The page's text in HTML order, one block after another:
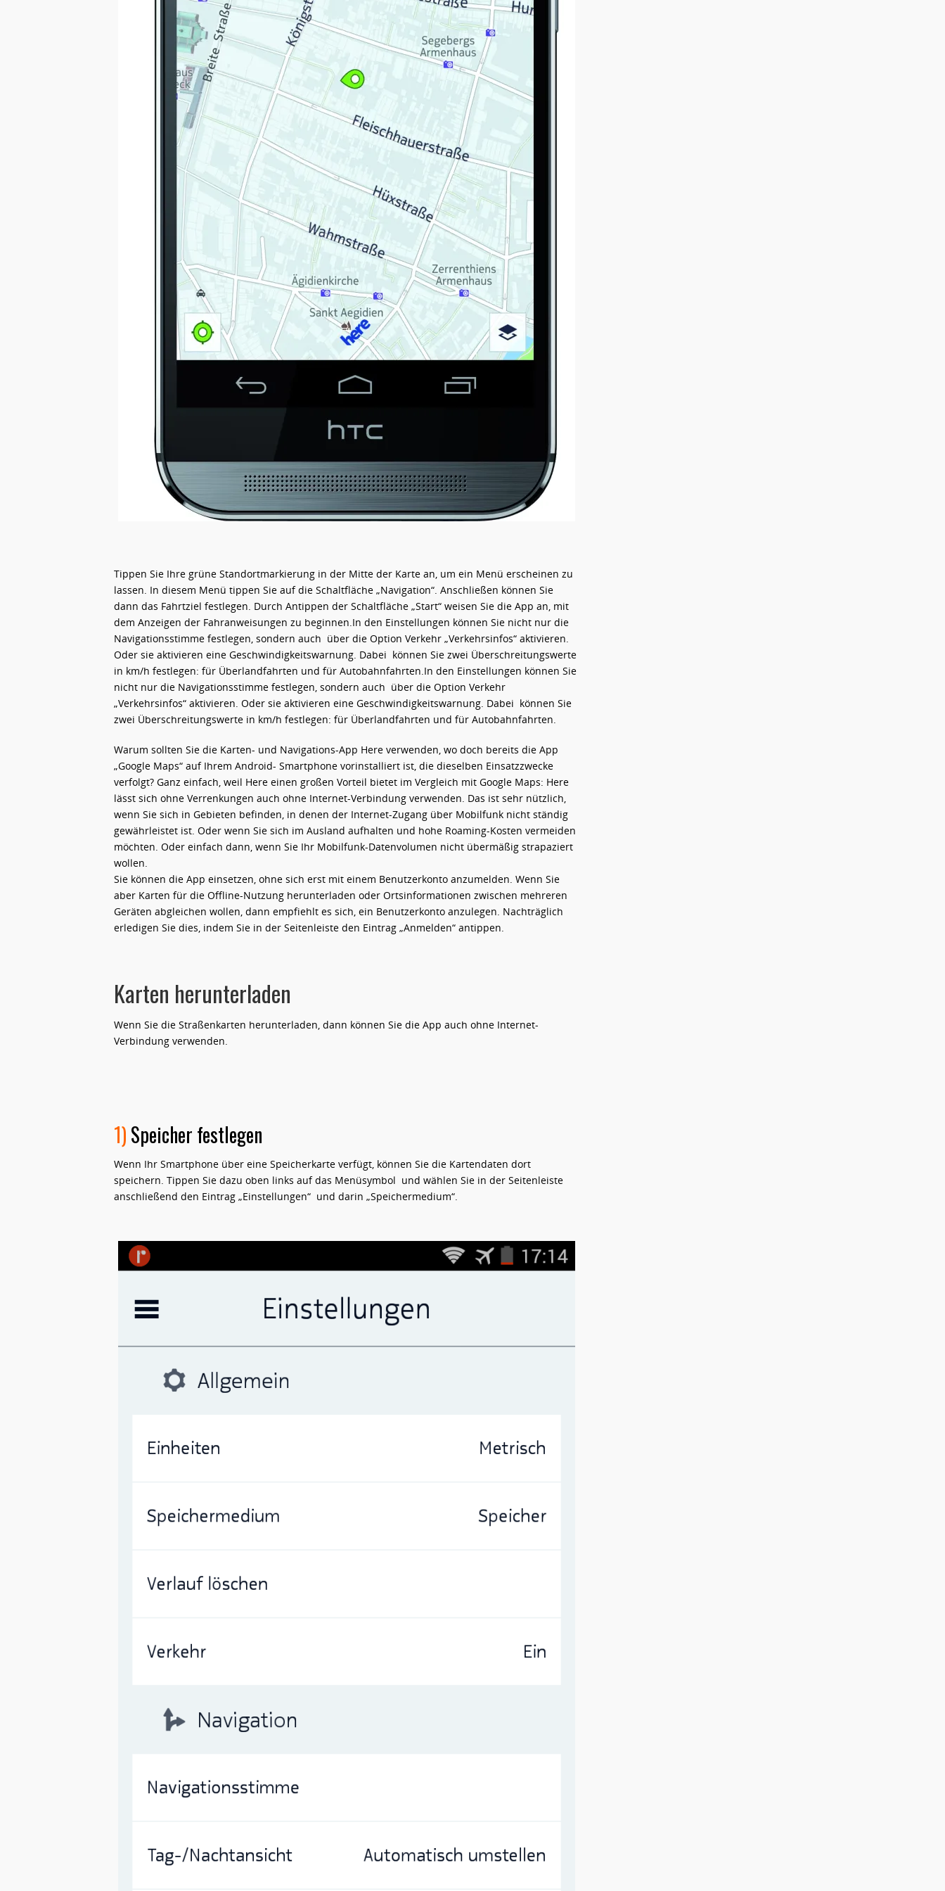
Tippen Sie Ihre grüne Standortmarkierung in der Mitte der Karte an, um ein Menü erscheinen zu
lassen. In diesem Menü tippen Sie auf die Schaltfläche „Navigation“. Anschließen können Sie
dann das Fahrtziel festlegen. Durch Antippen der Schaltfläche „Start“ weisen Sie die App an, mit
dem Anzeigen der Fahranweisungen zu beginnen.In den Einstellungen können Sie nicht nur die
Navigationsstimme festlegen, sondern auch über die Option Verkehr „Verkehrsinfos“ aktivieren.
Oder sie aktivieren eine Geschwindigkeitswarnung. Dabei können Sie zwei Überschreitungswerte
in km/h festlegen: für Überlandfahrten und für Autobahnfahrten.In den Einstellungen können Sie
nicht nur die Navigationsstimme festlegen, sondern auch über die Option Verkehr
„Verkehrsinfos“ aktivieren. Oder sie aktivieren eine Geschwindigkeitswarnung. Dabei können Sie
zwei Überschreitungswerte in km/h festlegen: für Überlandfahrten und für Autobahnfahrten.
Warum sollten Sie die Karten- und Navigations-App Here verwenden, wo doch bereits die App
„Google Maps“ auf Ihrem Android- Smartphone vorinstalliert ist, die dieselben Einsatzzwecke
verfolgt? Ganz einfach, weil Here einen großen Vorteil bietet im Vergleich mit Google Maps: Here
lässt sich ohne Verrenkungen auch ohne Internet-Verbindung verwenden. Das ist sehr nützlich,
wenn Sie sich in Gebieten befinden, in denen der Internet-Zugang über Mobilfunk nicht ständig
gewährleistet ist. Oder wenn Sie sich im Ausland aufhalten und hohe Roaming-Kosten vermeiden
möchten. Oder einfach dann, wenn Sie Ihr Mobilfunk-Datenvolumen nicht übermäßig strapaziert
wollen.
Sie können die App einsetzen, ohne sich erst mit einem Benutzerkonto anzumelden. Wenn Sie
aber Karten für die Offline-Nutzung herunterladen oder Ortsinformationen zwischen mehreren
Geräten abgleichen wollen, dann empfiehlt es sich, ein Benutzerkonto anzulegen. Nachträglich
erledigen Sie dies, indem Sie in der Seitenleiste den Eintrag „Anmelden“ antippen.
Karten herunterladen
Wenn Sie die Straßenkarten herunterladen, dann können Sie die App auch ohne Internet­
Verbindung verwenden.
1)Speicher festlegen
Wenn Ihr Smartphone über eine Speicherkarte verfügt, können Sie die Kartendaten dort
speichern. Tippen Sie dazu oben links auf das Menüsymbol und wählen Sie in der Seitenleiste
anschließend den Eintrag „Einstellungen“ und darin „Speichermedium“.